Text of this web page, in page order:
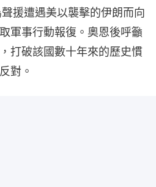
援遭遇美以襲擊的伊朗而向
軍事行動報復。奧恩後呼籲
打破該國數十年來的歷史慣
對。